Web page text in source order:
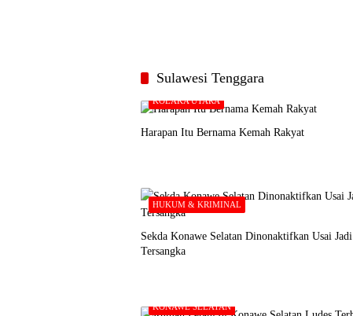
Sulawesi Tenggara
KOLAKA UTARA
Harapan Itu Bernama Kemah Rakyat
HUKUM & KRIMINAL
Sekda Konawe Selatan Dinonaktifkan Usai Jadi
Tersangka
KONAWE SELATAN